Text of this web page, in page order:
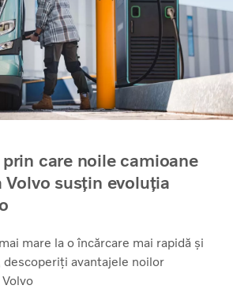
care noile camioane
Volvo susțin evoluția
mare la o încărcare mai rapidă și
avantajele noilor